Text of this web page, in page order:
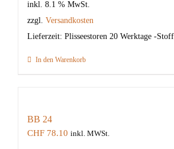
inkl. 8.1 % MwSt.
zzgl. Versandkosten
Lieferzeit: Plisseestoren 20 Werktage -
In den Warenkorb
BB 24
CHF 78.10 inkl. MWSt.